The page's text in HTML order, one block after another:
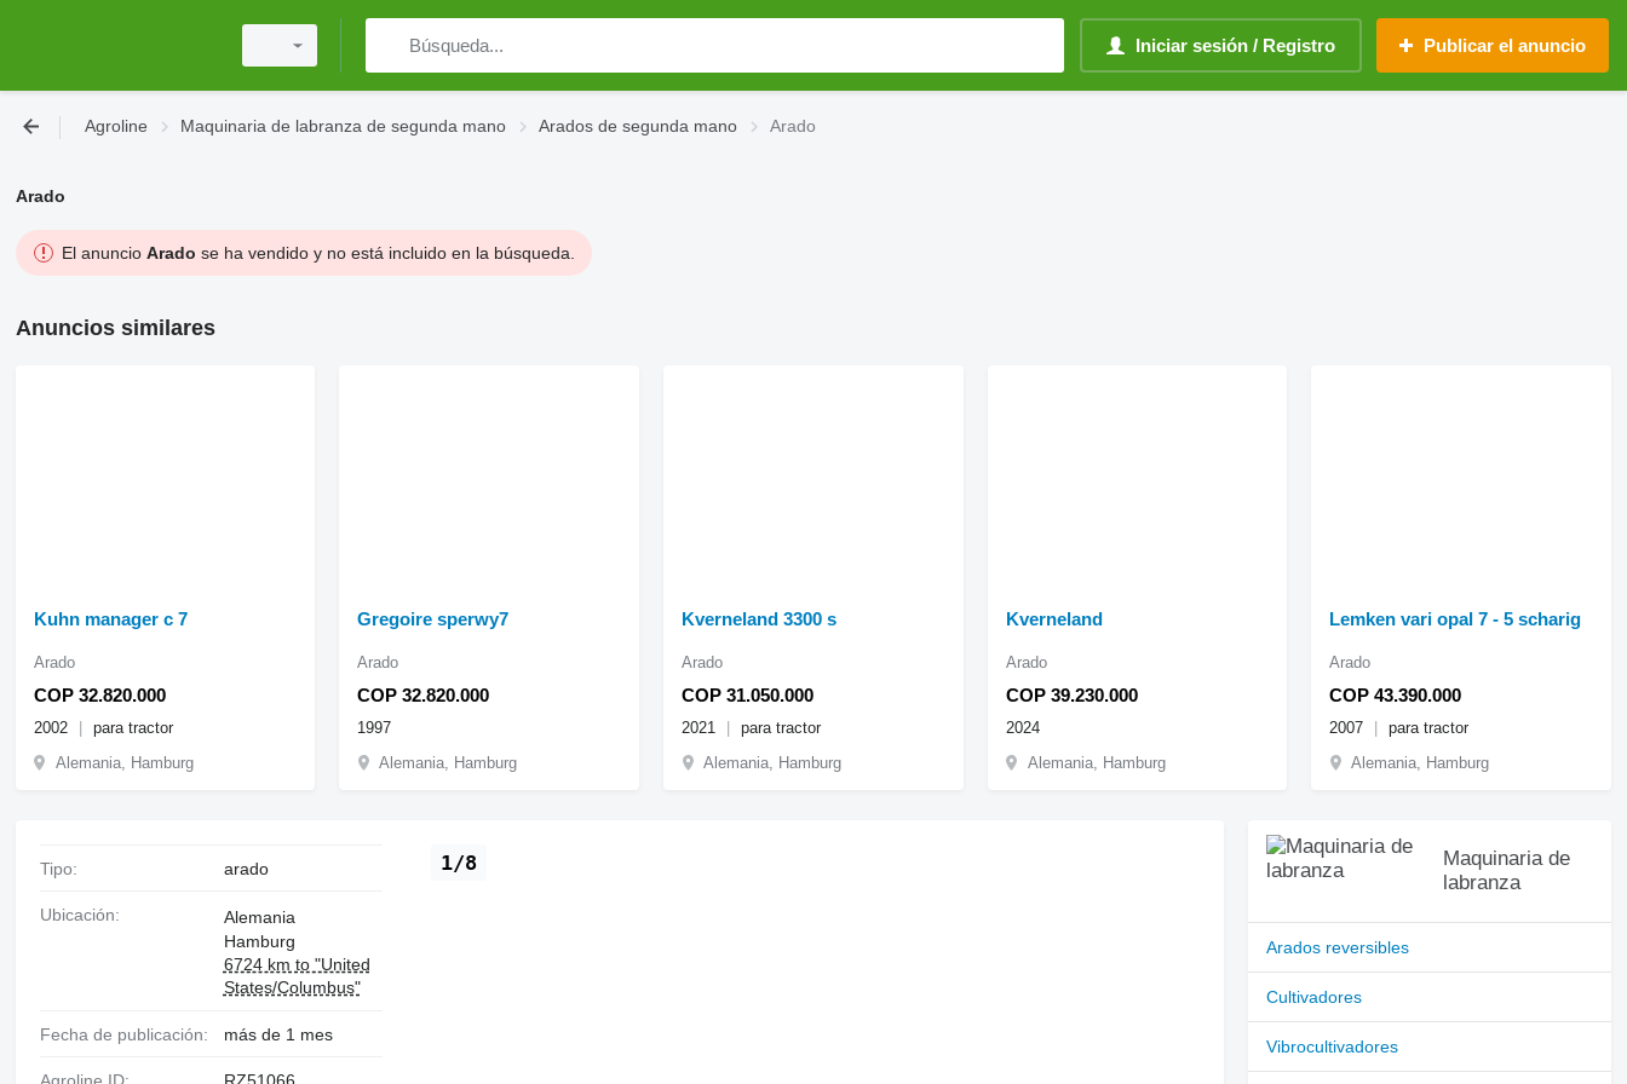
Iniciar sesión / Registro Publicar el anuncio
Agroline Maquinaria de labranza de segunda mano Arados de segunda mano Arado
Arado
El anuncio Arado se ha vendido y no está incluido en la búsqueda.
Anuncios similares
Kuhn manager c 7
COP 32.820.000
Arado
2002
para tractor
Alemania, Hamburg
Gregoire sperwy7
COP 32.820.000
Arado
1997
Alemania, Hamburg
Kverneland 3300 s
COP 31.050.000
Arado
2021
para tractor
Alemania, Hamburg
Kverneland
COP 39.230.000
Arado
2024
Alemania, Hamburg
Lemken vari opal 7 - 5 scharig
COP 43.390.000
Arado
2007
para tractor
Alemania, Hamburg
1/8
Tipo: arado
Ubicación:
Alemania
Hamburg
6724 km to "United
States/Columbus"
Fecha de publicación: más de 1 mes
Agroline ID: RZ51066
Maquinaria de
labranza
Arados reversibles
Cultivadores
Vibrocultivadores